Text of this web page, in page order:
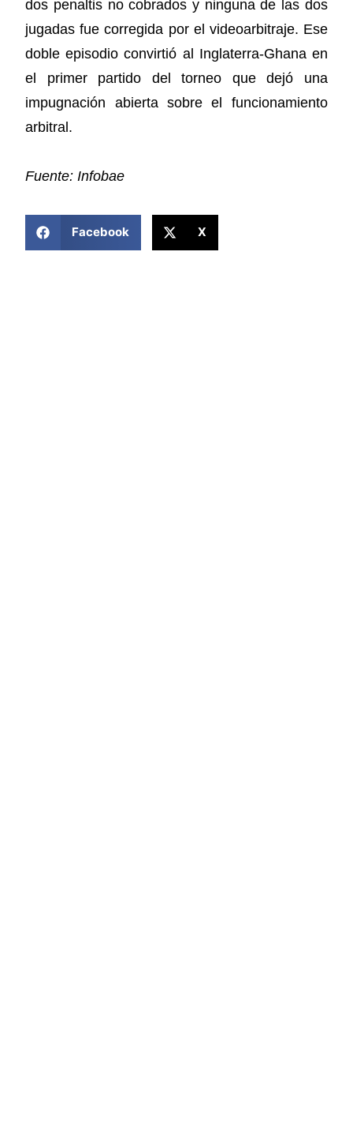
dos penaltis no cobrados y ninguna de las dos
jugadas fue corregida por el videoarbitraje. Ese
doble episodio convirtió al Inglaterra-Ghana en
el primer partido del torneo que dejó una
impugnación abierta sobre el funcionamiento
arbitral.
Fuente: Infobae
Facebook X